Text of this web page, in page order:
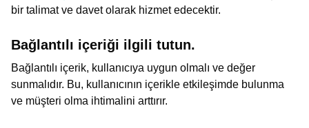
bir talimat ve davet olarak hizmet edecektir.
Bağlantılı içeriği ilgili tutun.
Bağlantılı içerik, kullanıcıya uygun olmalı ve değer
sunmalıdır. Bu, kullanıcının içerikle etkileşimde bulunma
ve müşteri olma ihtimalini arttırır.